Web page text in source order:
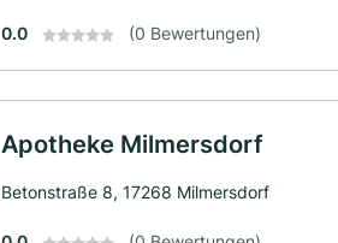
0.0 (0 Bewertungen)
Apotheke Milmersdorf
Betonstraße 8, 17268 Milmersdorf